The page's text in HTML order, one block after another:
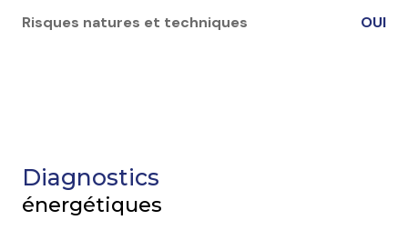
Risques natures et techniques
OUI
Diagnostics
énergétiques